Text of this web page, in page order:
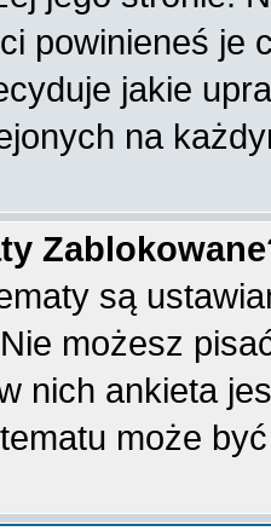
powinieneś je
jakie
na
są
możesz
nich ankieta
może